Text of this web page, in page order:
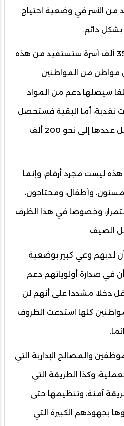
من الأسر في وضعية احتياج
دائم.
وأردف ولد الغزواني أن 352 ألف أسرة ستستفيد من هذه
أي نحو 2 مليون مواطن من المواطنين
من بينها 155 ألفا سيصلها دعم من المواد
نقدية، أما البقية فستحصل
على تحويلات نقدية، ويصل عددها إلى نحو 200 ألف
هذه ليست مجرد أرقام، وإنما
وأطفال، ومحتاجون،
وخصوصا في هذا الظرف
الصيف.
لديهم وعي كبير بوضعية
في صدارة أولوياتهم دعم
دخلا، مشددا على أنهم لن
كلها استدعت الظروف
والمصالح الإدارية التي
وكذا الطريقة التي
آمنة، وتنظيمها حتى
بجهودهم الكبيرة التي